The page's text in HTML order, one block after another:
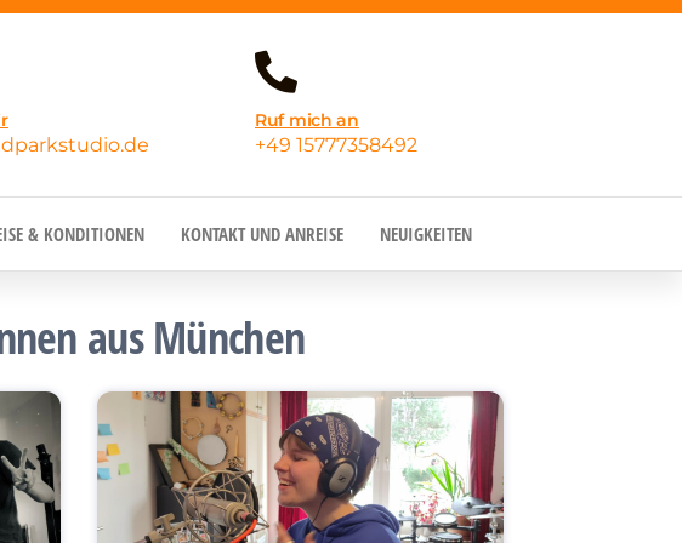
Ruf mich an
+49 15777358492
& KONDITIONEN KONTAKT UND ANREISE NEUIGKEITEN
aus München